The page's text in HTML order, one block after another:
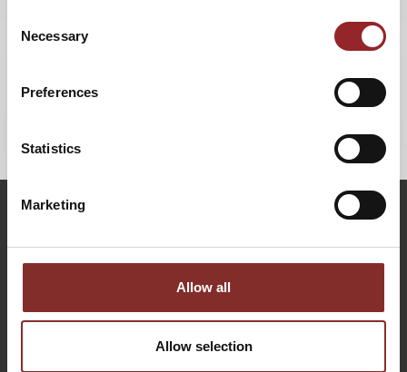
Selection
Necessary
Preferences
Statistics
Marketing
Allow all
Allow selection
Lesen Siehier